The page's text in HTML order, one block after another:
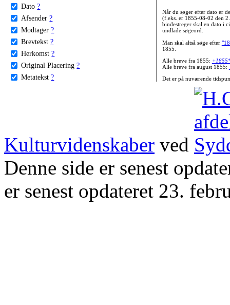
Dato ?
Afsender ?
Modtager ?
Brevtekst ?
Herkomst ?
Original Placering ?
Metatekst ?
Når du søger efter dato er
(f.eks. er 1855-08-02 den
bindestreger skal en dato i
undlade søgeord.
Man skal altså søge efter
1855.
Alle breve fra 1855:
Alle breve fra august 1855:
Det er på nuværende
Kulturvidenskaber ved
Denne side er senest
er senest opdateret 23.